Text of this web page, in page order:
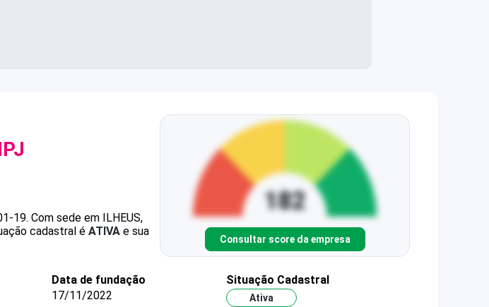
19. Com sede em ILHEUS,
cadastral é ATIVA e sua
Consultar score da empresa
Data de fundação
17/11/2022
Situação Cadastral
Ativa